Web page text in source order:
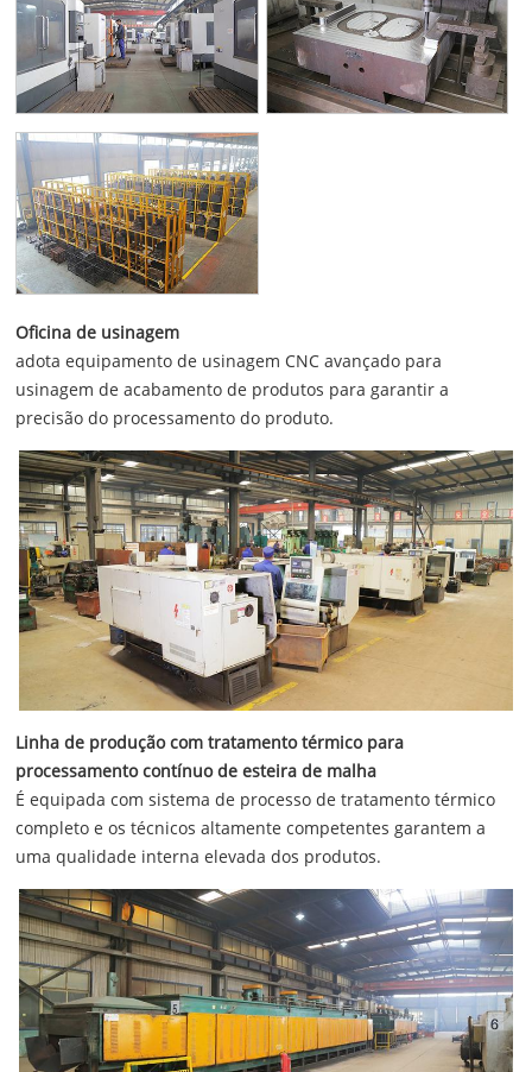
Oficina de usinagem
adota equipamento de usinagem CNC avançado para
usinagem de acabamento de produtos para garantir a
precisão do processamento do produto.
Linha de produção com tratamento térmico para
processamento contínuo de esteira de malha
É equipada com sistema de processo de tratamento térmico
completo e os técnicos altamente competentes garantem a
uma qualidade interna elevada dos produtos.